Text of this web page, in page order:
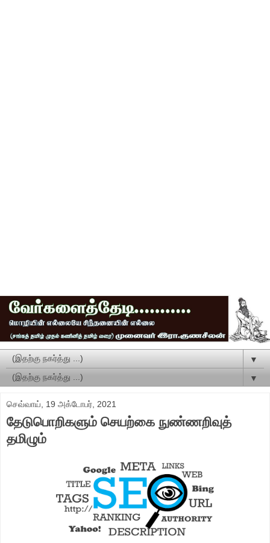
▼
▼
செவ்வாய், 19 அக்டோபர், 2021
தேடுபொறிகளும் செயற்கை நுண்ணறிவுத்
தமிழும்